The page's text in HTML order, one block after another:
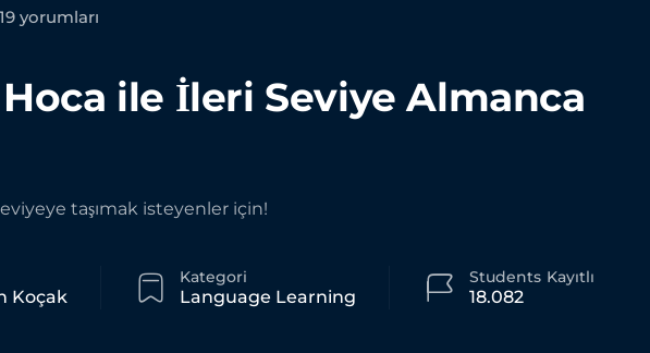
yorumları
ile İleri Seviye Almanca
taşımak isteyenler için!
Koçak
Kategori
Language Learning 18.082
Students Kayıtlı